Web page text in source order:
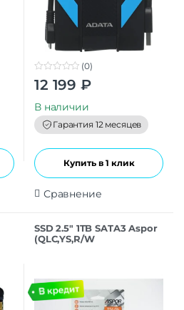
0
t
o
f
5
(0)
12 199 ₽
В наличии
Гарантия 12 месяцев
Купить в 1 клик
Сравнение
SSD 2.5″ 1TB SATA3 Aspor
(QLC,YS,R/W